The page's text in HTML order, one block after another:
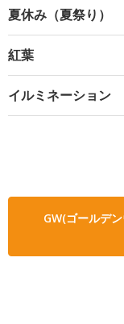
夏休み（夏祭り）
紅葉
イルミネーション
GW(ゴールデ